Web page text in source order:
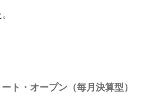
ト・オープン（毎月決算型）